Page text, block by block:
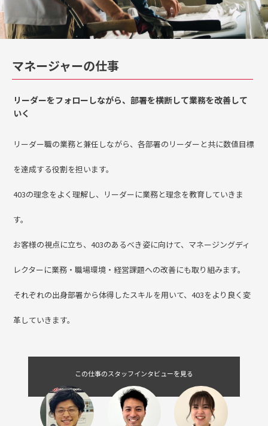
マネージャーの仕事
いく
リーダー職の業務と兼任しながら、各部署のリーダーと共に数値目標
を達成する役割を担います。
403の理念をよく理解し、リーダーに業務と理念を教育していきま
す。
お客様の視点に立ち、403のあるべき姿に向けて、マネージングディ
それぞれの出身部署から体得したスキルを用いて、403をより良く変
革していきます。